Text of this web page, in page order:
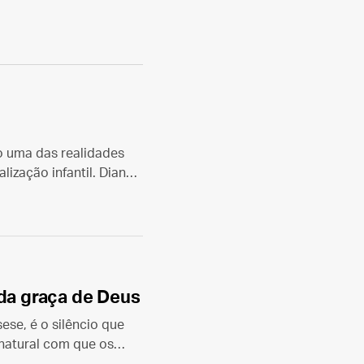
uma das realidades
infantil. Diante
graça de Deus
é o silêncio que
com que os